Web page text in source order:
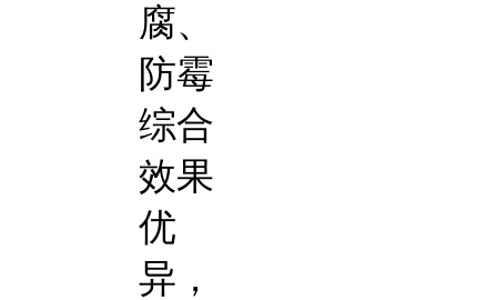
腐、
防霉
综合
效果
优
异，